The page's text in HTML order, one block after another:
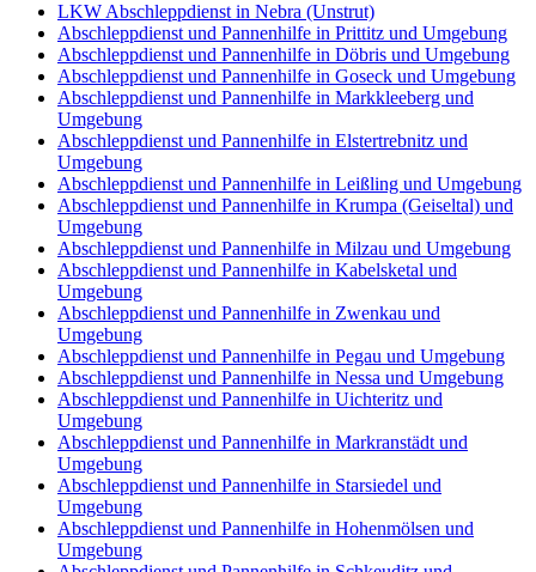
LKW Abschleppdienst in Nebra (Unstrut)
Abschleppdienst und Pannenhilfe in Prittitz und Umgebung
Abschleppdienst und Pannenhilfe in Döbris und Umgebung
Abschleppdienst und Pannenhilfe in Goseck und Umgebung
Abschleppdienst und Pannenhilfe in Markkleeberg und
Umgebung
Abschleppdienst und Pannenhilfe in Elstertrebnitz und
Umgebung
Abschleppdienst und Pannenhilfe in Leißling und Umgebung
Abschleppdienst und Pannenhilfe in Krumpa (Geiseltal) und
Umgebung
Abschleppdienst und Pannenhilfe in Milzau und Umgebung
Abschleppdienst und Pannenhilfe in Kabelsketal und
Umgebung
Abschleppdienst und Pannenhilfe in Zwenkau und
Umgebung
Abschleppdienst und Pannenhilfe in Pegau und Umgebung
Abschleppdienst und Pannenhilfe in Nessa und Umgebung
Abschleppdienst und Pannenhilfe in Uichteritz und
Umgebung
Abschleppdienst und Pannenhilfe in Markranstädt und
Umgebung
Abschleppdienst und Pannenhilfe in Starsiedel und
Umgebung
Abschleppdienst und Pannenhilfe in Hohenmölsen und
Umgebung